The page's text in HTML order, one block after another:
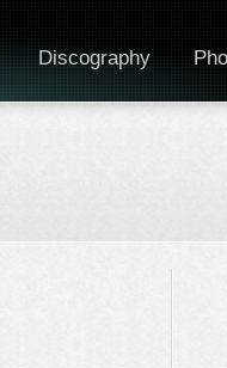
Discography